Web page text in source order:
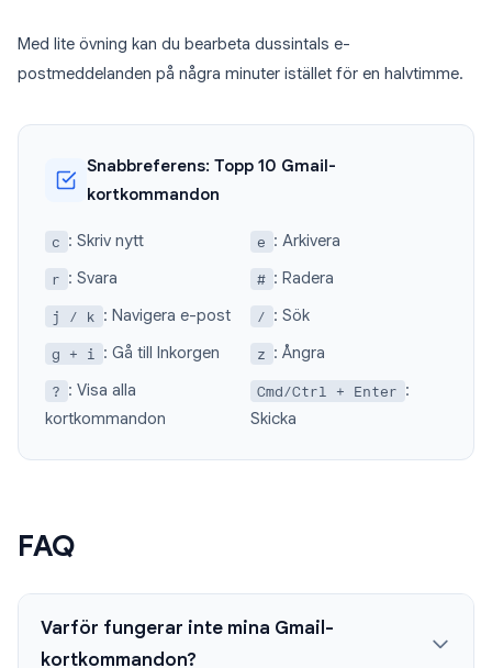
Med lite övning kan du bearbeta dussintals e-
postmeddelanden på några minuter istället för en halvtimme.
Snabbreferens: Topp 10 Gmail-
kortkommandon
c : Skriv nytt e : Arkivera
r : Svara # : Radera
j / k : Navigera e-post / : Sök
g + i : Gå till Inkorgen z : Ångra
? : Visa alla
kortkommandon
Cmd/Ctrl + Enter :
Skicka
FAQ
Varför fungerar inte mina Gmail-
kortkommandon?